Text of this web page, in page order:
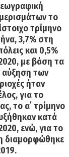
το
τρίμηνο
3,7% στη
και 0,5%
με βάση τα
αύξηση των
ήταν
για το
το α΄ τρίμηνο
κατά
ενώ, για το
διαμορφώθηκε